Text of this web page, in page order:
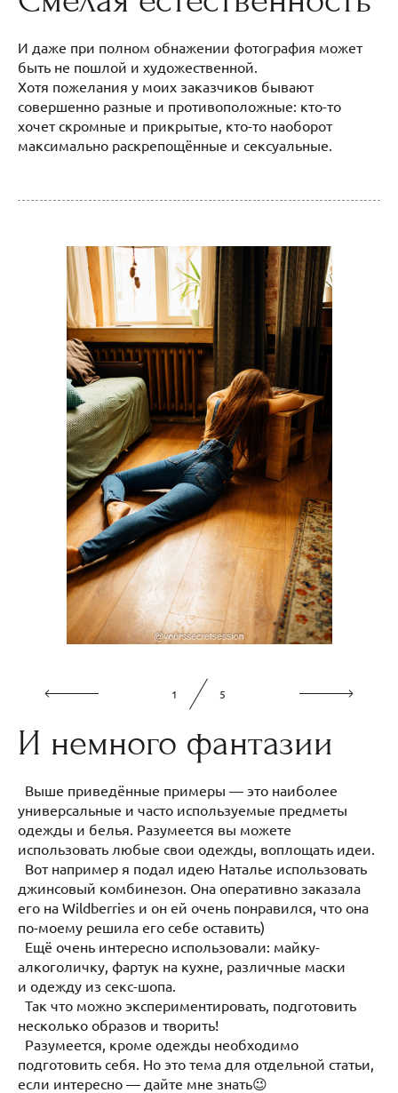
И даже при полном обнажении фотография может
быть не пошлой и художественной.
Хотя пожелания у моих заказчиков бывают
совершенно разные и противоположные: кто-то
хочет скромные и прикрытые, кто-то наоборот
максимально раскрепощённые и сексуальные.
1 5
И немного фантазии
Выше приведённые примеры — это наиболее
универсальные и часто используемые предметы
одежды и белья. Разумеется вы можете
использовать любые свои одежды, воплощать идеи.
Вот например я подал идею Наталье использовать
джинсовый комбинезон. Она оперативно заказала
его на Wildberries и он ей очень понравился, что она
по-моему решила его себе оставить)
Ещё очень интересно использовали: майку-
алкоголичку, фартук на кухне, различные маски
и одежду из секс-шопа.
Так что можно экспериментировать, подготовить
несколько образов и творить!
Разумеется, кроме одежды необходимо
подготовить себя. Но это тема для отдельной статьи,
если интересно — дайте мне знать😉